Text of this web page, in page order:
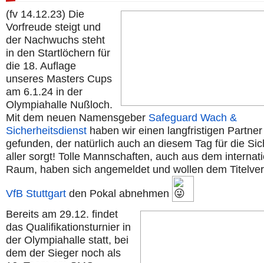
(fv 14.12.23) Die
Vorfreude steigt und
der Nachwuchs steht
in den Startlöchern für
die 18. Auflage
unseres Masters Cups
am 6.1.24 in der
Olympiahalle Nußloch.
Mit dem neuen Namensgeber Safeguard Wach &
Sicherheitsdienst haben wir einen langfristigen Partner
gefunden, der natürlich auch an diesem Tag für die
aller sorgt! Tolle Mannschaften, auch aus dem
Raum, haben sich angemeldet und wollen dem
VfB Stuttgart den Pokal abnehmen
Bereits am 29.12. findet
das Qualifikationsturnier in
der Olympiahalle statt, bei
dem der Sieger noch als